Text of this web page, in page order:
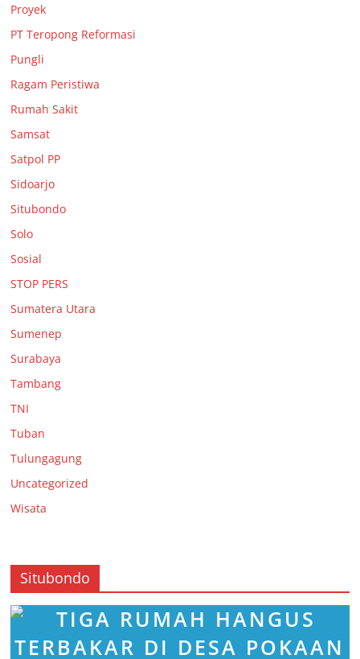
Proyek
PT Teropong Reformasi
Pungli
Ragam Peristiwa
Rumah Sakit
Samsat
Satpol PP
Sidoarjo
Situbondo
Solo
Sosial
STOP PERS
Sumatera Utara
Sumenep
Surabaya
Tambang
TNI
Tuban
Tulungagung
Uncategorized
Wisata
Situbondo